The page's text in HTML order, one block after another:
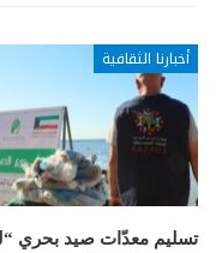
أخبارنا الثقافية
تسليم معدّات صيد بحري